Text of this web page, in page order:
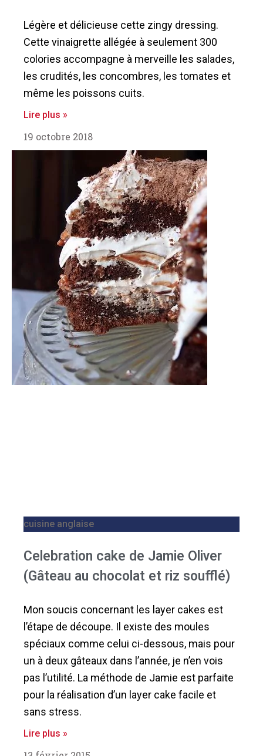
Légère et délicieuse cette zingy dressing.
Cette vinaigrette allégée à seulement 300
colories accompagne à merveille les salades,
les crudités, les concombres, les tomates et
même les poissons cuits.
Lire plus »
19 octobre 2018
cuisine anglaise
Celebration cake de Jamie Oliver
(Gâteau au chocolat et riz soufflé)
Mon soucis concernant les layer cakes est
l’étape de découpe. Il existe des moules
spéciaux comme celui ci-dessous, mais pour
un à deux gâteaux dans l’année, je n’en vois
pas l’utilité. La méthode de Jamie est parfaite
pour la réalisation d’un layer cake facile et
sans stress.
Lire plus »